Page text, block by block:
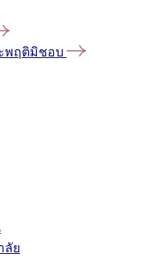
พฤติมิชอบ
ลัย